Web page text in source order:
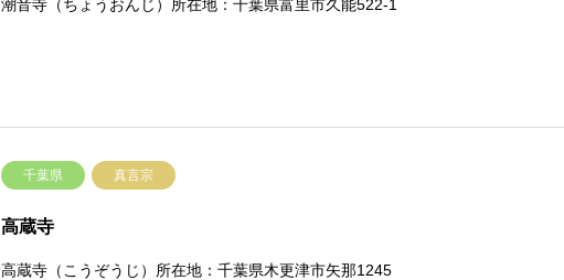
潮音寺（ちょうおんじ）所在地：千葉県富里市久能522-1
千葉県 真言宗
高蔵寺
高蔵寺（こうぞうじ）所在地：千葉県木更津市矢那1245